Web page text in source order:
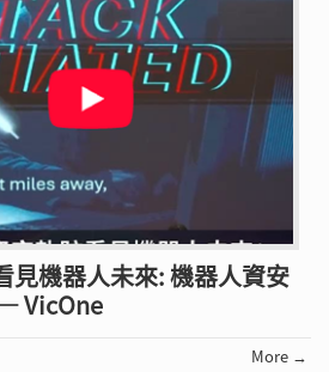
見機器人未來: 機器人資安
VicOne
More →